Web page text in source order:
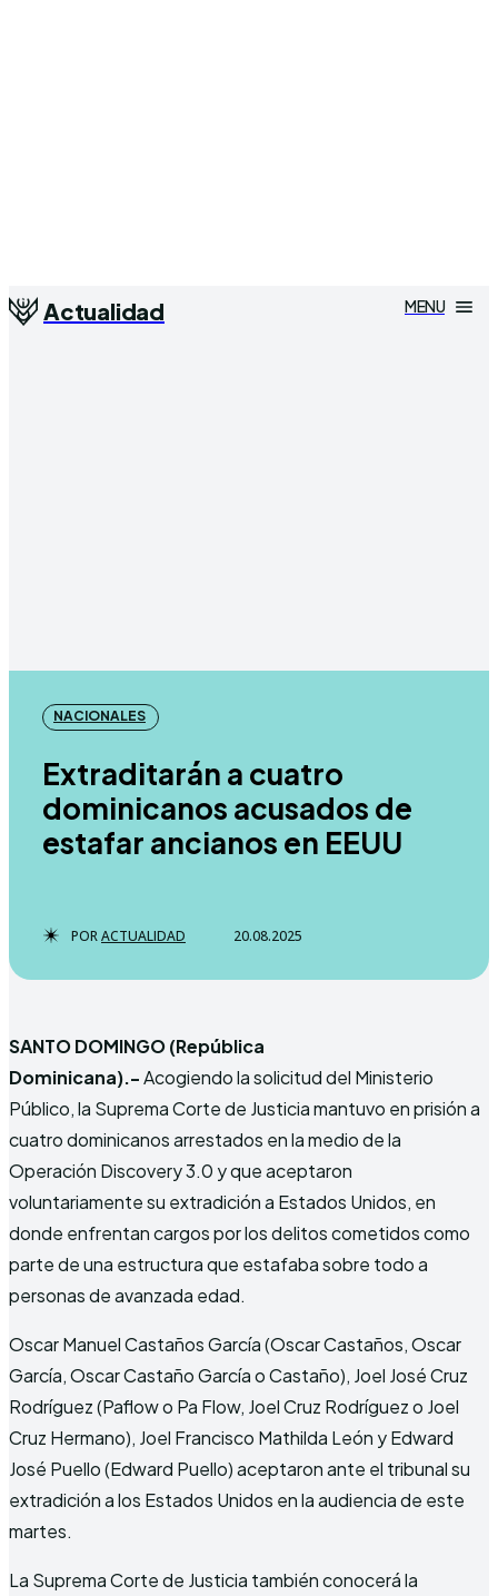
Actualidad MENU
NACIONALES
Extraditarán a cuatro
dominicanos acusados de
estafar ancianos en EEUU
PORACTUALIDAD 20.08.2025
SANTO DOMINGO (República
Dominicana).-Acogiendo la solicitud del Ministerio
Público, la Suprema Corte de Justicia mantuvo en prisión a
cuatro dominicanos arrestados en la medio de la
Operación Discovery 3.0 y que aceptaron
voluntariamente su extradición a Estados Unidos, en
donde enfrentan cargos por los delitos cometidos como
parte de una estructura que estafaba sobre todo a
personas de avanzada edad.
Oscar Manuel Castaños García (Oscar Castaños, Oscar
García, Oscar Castaño García o Castaño), Joel José Cruz
Rodríguez (Paflow o Pa Flow, Joel Cruz Rodríguez o Joel
Cruz Hermano), Joel Francisco Mathilda León y Edward
José Puello (Edward Puello) aceptaron ante el tribunal su
extradición a los Estados Unidos en la audiencia de este
martes.
La Suprema Corte de Justicia también conocerá la